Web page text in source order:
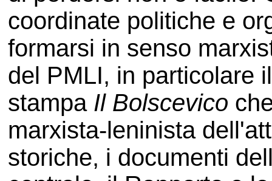
coordinate politiche e
formarsi in senso
del PMLI, in particolare
stampa Il Bolscevico
marxista-leninista
storiche, i documenti